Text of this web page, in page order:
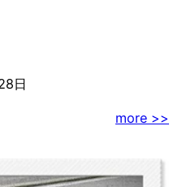
日
more >>